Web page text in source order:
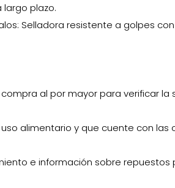
plazo.
Selladora resistente a golpes
al por mayor para verificar
alimentario y que cuente con las
e información sobre repuestos